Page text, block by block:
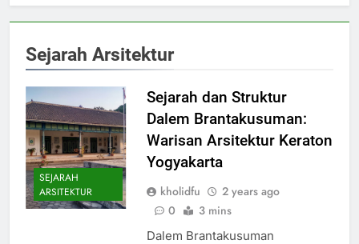
Sejarah Arsitektur
SEJARAH
ARSITEKTUR
Sejarah dan Struktur
Dalem Brantakusuman:
Warisan Arsitektur Keraton
Yogyakarta
kholidfu
2 years ago
0
3 mins
Dalem Brantakusuman